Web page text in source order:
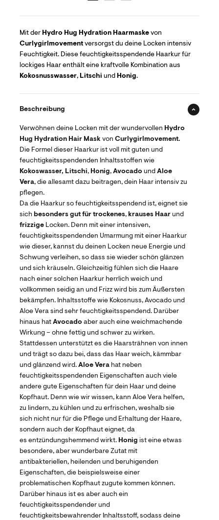
Mit der Hydro Hug Hydration Haarmaske von
Curlygirlmovement versorgst du deine Locken intensiv
Feuchtigkeit. Diese feuchtigkeitsspendende Haarkur für
lockiges Haar enthält eine kraftvolle Kombination aus
Kokosnusswasser, Litschi und Honig.
Beschreibung
Verwöhnen deine Locken mit der wundervollen Hydro
Hug Hydration Hair Mask von Curlygirlmovement.
Die Formel dieser Haarkur ist voll mit guten und
feuchtigkeitsspendenden Inhaltsstoffen wie
Kokoswasser, Litschi, Honig, Avocado und Aloe
Vera, die allesamt dazu beitragen, dein Haar intensiv zu
pflegen.
Da die Haarkur so feuchtigkeitsspendend ist, eignet sie
sich besonders gut für trockenes, krauses Haar und
frizzige Locken. Denn mit einer intensiven,
feuchtigkeitsspendenden Umarmung mit einer Haarkur
wie dieser, kannst du deinen Locken neue Energie und
Schwung verleihen, so dass sie wieder schön glänzen
und sich kräuseln. Gleichzeitig fühlen sich die Haare
nach einer solchen Haarkur herrlich weich und
vollkommen seidig an und Frizz wird bis zum Äußersten
bekämpfen. Inhaltsstoffe wie Kokosnuss, Avocado und
Aloe Vera sind sehr feuchtigkeitsspendend. Darüber
hinaus hat Avocado aber auch eine weichmachende
Wirkung – ohne fettig und schwer zu wirken.
Stattdessen unterstützt es die Haarsträhnen von innen
und trägt so dazu bei, dass das Haar weich, kämmbar
und glänzend wird. Aloe Vera hat neben
feuchtigkeitsspendenden Eigenschaften auch viele
andere gute Eigenschaften für dein Haar und deine
Kopfhaut. Denn wie wir wissen, kann Aloe Vera helfen,
zu lindern, zu kühlen und zu erfrischen, weshalb sie
sich nicht nur für die Pflege und Erhaltung der Haare,
sondern auch der Kopfhaut eignet, da
es entzündungshemmend wirkt. Honig ist eine etwas
besondere, aber wunderbare Zutat mit
antibakteriellen, heilenden und beruhigenden
Eigenschaften, die beispielsweise einer
problematischen Kopfhaut zugute kommen können.
Darüber hinaus ist es aber auch ein
feuchtigkeitsspendender und
feuchtigkeitsbewahrender Inhaltsstoff, sodass deine